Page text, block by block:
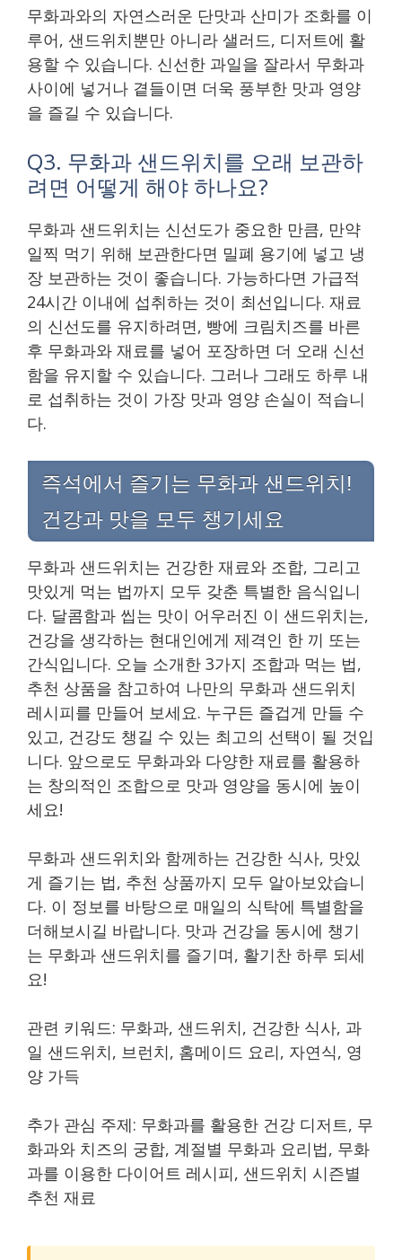
무화과와의 자연스러운 단맛과 산미가 조화를 이
루어, 샌드위치뿐만 아니라 샐러드, 디저트에 활
용할 수 있습니다. 신선한 과일을 잘라서 무화과
사이에 넣거나 곁들이면 더욱 풍부한 맛과 영양
을 즐길 수 있습니다.
Q3. 무화과 샌드위치를 오래 보관하
려면 어떻게 해야 하나요?
무화과 샌드위치는 신선도가 중요한 만큼, 만약
일찍 먹기 위해 보관한다면 밀폐 용기에 넣고 냉
장 보관하는 것이 좋습니다. 가능하다면 가급적
24시간 이내에 섭취하는 것이 최선입니다. 재료
의 신선도를 유지하려면, 빵에 크림치즈를 바른
후 무화과와 재료를 넣어 포장하면 더 오래 신선
함을 유지할 수 있습니다. 그러나 그래도 하루 내
로 섭취하는 것이 가장 맛과 영양 손실이 적습니
다.
즉석에서 즐기는 무화과 샌드위치!
건강과 맛을 모두 챙기세요
무화과 샌드위치는 건강한 재료와 조합, 그리고
맛있게 먹는 법까지 모두 갖춘 특별한 음식입니
다. 달콤함과 씹는 맛이 어우러진 이 샌드위치는,
건강을 생각하는 현대인에게 제격인 한 끼 또는
간식입니다. 오늘 소개한 3가지 조합과 먹는 법,
추천 상품을 참고하여 나만의 무화과 샌드위치
레시피를 만들어 보세요. 누구든 즐겁게 만들 수
있고, 건강도 챙길 수 있는 최고의 선택이 될 것입
니다. 앞으로도 무화과와 다양한 재료를 활용하
는 창의적인 조합으로 맛과 영양을 동시에 높이
세요!
무화과 샌드위치와 함께하는 건강한 식사, 맛있
게 즐기는 법, 추천 상품까지 모두 알아보았습니
다. 이 정보를 바탕으로 매일의 식탁에 특별함을
더해보시길 바랍니다. 맛과 건강을 동시에 챙기
는 무화과 샌드위치를 즐기며, 활기찬 하루 되세
요!
관련 키워드: 무화과, 샌드위치, 건강한 식사, 과
일 샌드위치, 브런치, 홈메이드 요리, 자연식, 영
양 가득
추가 관심 주제: 무화과를 활용한 건강 디저트, 무
화과와 치즈의 궁합, 계절별 무화과 요리법, 무화
과를 이용한 다이어트 레시피, 샌드위치 시즌별
추천 재료